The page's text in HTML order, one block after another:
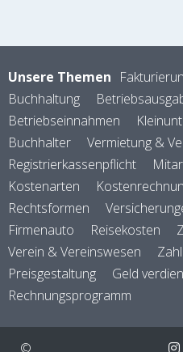
Unsere Themen
Buchhaltung
Betriebseinnahmen
Buchhalter
Vermietung &
Registrierkassenpflicht
Kostenarten
Rechtsformen
Firmenauto
Reisekosten
Verein & Vereinswesen
Preisgestaltung
Geld
Rechnungsprogramm
©